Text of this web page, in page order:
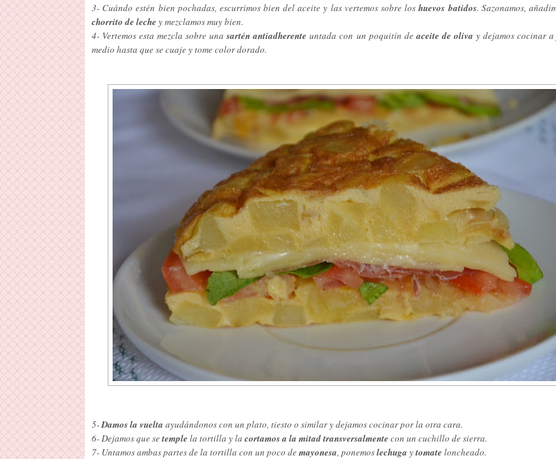
3- Cuándo estén bien pochadas, escurrimos bien del aceite y las vertemos sobre loshuevos batidos. Sazonamos,
chorrito de leche y mezclamos muy bien.
4- Vertemos esta mezcla sobre unasartén antiadherenteuntada con un poquitín deaceite de oliva y dejamos cocinar a
medio hasta que se cuaje y tome color dorado.
5-Damos la vuelta ayudándonos con un plato, tiesto o similar y dejamos cocinar por la otra cara.
6- Dejamos que setemple la tortilla y la cortamos a la mitad transversalmente con un cuchillo de sierra.
7- Untamos ambas partes de la tortilla con un poco demayonesa, ponemoslechuga ytomate loncheado.